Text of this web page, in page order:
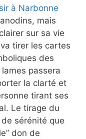
à Narbonne
mais
sur sa vie
tirer les cartes
des
passera
la clarté et
tirant ses
Le tirage du
sérénité que
don de